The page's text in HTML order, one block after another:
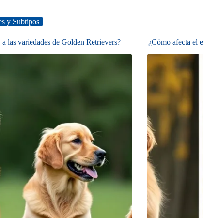
y Subtipos
las variedades de Golden Retrievers? ¿Cómo afecta el